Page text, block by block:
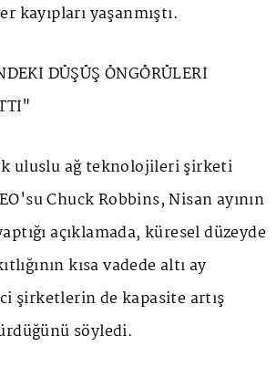
kayıpları yaşanmıştı.
DÜŞÜŞ ÖNGÖRÜLERİ
uluslu ağ teknolojileri şirketi
Chuck Robbins, Nisan ayının
açıklamada, küresel düzeyde
kısa vadede altı ay
şirketlerin de kapasite artış
söyledi.